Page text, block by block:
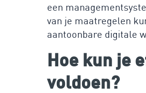
een
van je maatregelen
aantoonbare digitale
Hoe kun je
voldoen?